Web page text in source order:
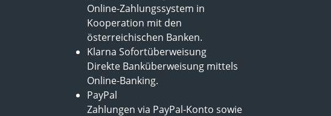
Online-Zahlungssystem in
Kooperation mit den
österreichischen Banken.
Klarna Sofortüberweisung
Direkte Banküberweisung mittels
Online-Banking.
PayPal
Zahlungen via PayPal-Konto sowie